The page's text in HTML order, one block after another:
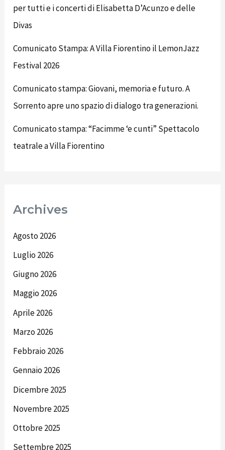
per tutti e i concerti di Elisabetta D’Acunzo e delle
Divas
Comunicato Stampa: A Villa Fiorentino il LemonJazz
Festival 2026
Comunicato stampa: Giovani, memoria e futuro. A
Sorrento apre uno spazio di dialogo tra generazioni.
Comunicato stampa: “Facimme ‘e cunti” Spettacolo
teatrale a Villa Fiorentino
Archives
Agosto 2026
Luglio 2026
Giugno 2026
Maggio 2026
Aprile 2026
Marzo 2026
Febbraio 2026
Gennaio 2026
Dicembre 2025
Novembre 2025
Ottobre 2025
Settembre 2025